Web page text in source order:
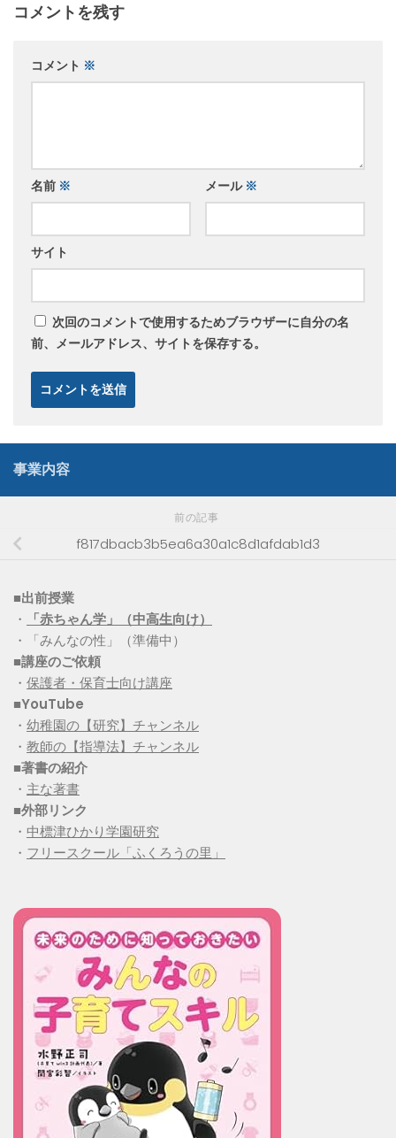
コメントを残す
コメント ※
名前 ※ メール ※
サイト
次回のコメントで使用するためブラウザーに自分の名
前、メールアドレス、サイトを保存する。
事業内容
前の記事
f817dbacb3b5ea6a30a1c8d1afdab1d3
■出前授業
・
「赤ちゃん学」（中高生向け）
・「みんなの性」（準備中）
■講座のご依頼
・ 保護者・保育士向け講座
■YouTube
・ 幼稚園の【研究】チャンネル
・ 教師の【指導法】チャンネル
■著書の紹介
・ 主な著書
■外部リンク
・ 中標津ひかり学園研究
・ フリースクール「ふくろうの里」